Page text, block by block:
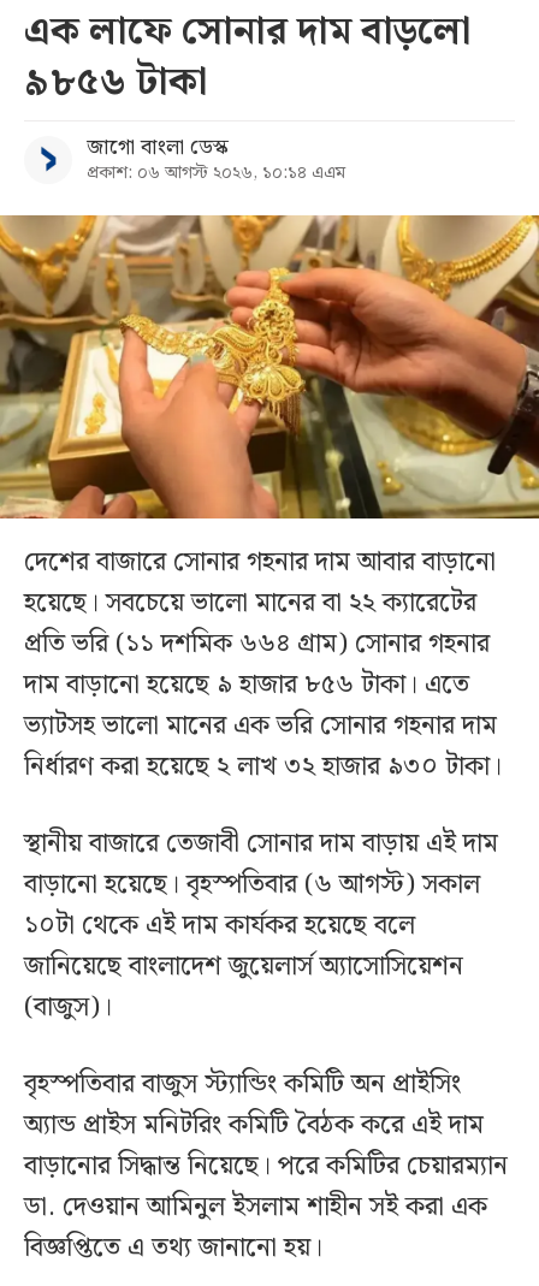
এক লাফে সোনার দাম বাড়লো
৯৮৫৬ টাকা
জাগো বাংলা ডেস্ক
প্রকাশ: ০৬ আগস্ট ২০২৬, ১০:১৪ এএম
দেশের বাজারে সোনার গহনার দাম আবার বাড়ানো
হয়েছে। সবচেয়ে ভালো মানের বা ২২ ক্যারেটের
প্রতি ভরি (১১ দশমিক ৬৬৪ গ্রাম) সোনার গহনার
দাম বাড়ানো হয়েছে ৯ হাজার ৮৫৬ টাকা। এতে
ভ্যাটসহ ভালো মানের এক ভরি সোনার গহনার দাম
নির্ধারণ করা হয়েছে ২ লাখ ৩২ হাজার ৯৩০ টাকা।
স্থানীয় বাজারে তেজাবী সোনার দাম বাড়ায় এই দাম
বাড়ানো হয়েছে। বৃহস্পতিবার (৬ আগস্ট) সকাল
১০টা থেকে এই দাম কার্যকর হয়েছে বলে
জানিয়েছে বাংলাদেশ জুয়েলার্স অ্যাসোসিয়েশন
(বাজুস)।
বৃহস্পতিবার বাজুস স্ট্যান্ডিং কমিটি অন প্রাইসিং
অ্যান্ড প্রাইস মনিটরিং কমিটি বৈঠক করে এই দাম
বাড়ানোর সিদ্ধান্ত নিয়েছে। পরে কমিটির চেয়ারম্যান
ডা. দেওয়ান আমিনুল ইসলাম শাহীন সই করা এক
বিজ্ঞপ্তিতে এ তথ্য জানানো হয়।